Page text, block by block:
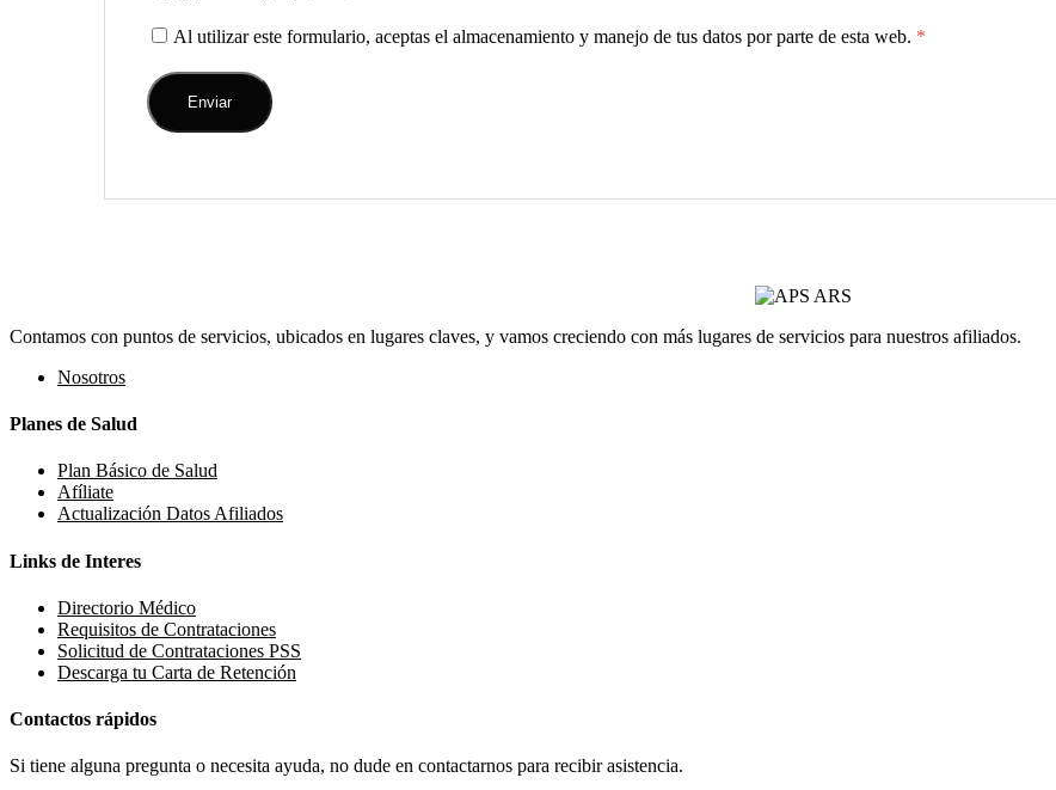
Al utilizar este formulario, aceptas el almacenamiento y manejo de tus datos por parte de esta web. *
Contamos con puntos de servicios, ubicados en lugares claves, y vamos creciendo con más lugares de servicios para nuestros afiliados.
Nosotros
Planes de Salud
Plan Básico de Salud
Afíliate
Actualización Datos Afiliados
Links de Interes
Directorio Médico
Requisitos de Contrataciones
Solicitud de Contrataciones PSS
Descarga tu Carta de Retención
Contactos rápidos
Si tiene alguna pregunta o necesita ayuda, no dude en contactarnos para recibir asistencia.